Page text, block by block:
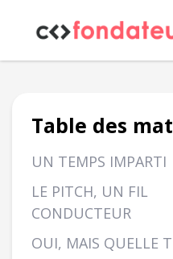
Table des
UN TEMPS IMPARTI
LE PITCH, UN FIL
CONDUCTEUR
OUI, MAIS QUELLE